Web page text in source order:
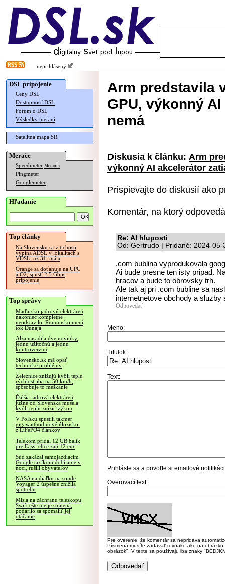
neprihlásený
DSL pripojenie
Ceny DSL
Dostupnosť DSL
Fórum o DSL
Výsledky meraní
Satelitná mapa SR
Merače
Speedmeter Merania
Pingmeter
Googlemeter
Hľadanie
Top články
Na Slovensku sa v tichosti
vypína ADSL v lokalitách s
VDSL, už 31. mája
Orange sa doťahuje na UPC
a O2, spustí 2.5 Gbps
pripojenie
Top správy
Maďarsko jadrovú elektráreň
nakoniec kompletne
neodstavilo, Rumunsko mení
tok Dunaja
Alza nasadila dve novinky,
jednu užitočnú a jednu
kontroverznú
Slovensko.sk má opäť
technické problémy
Železnice znižujú kvôli teplu
rýchlosť iba na 50 km/h,
spôsobuje to meškanie
Ďalšia jadrová elektráreň
južne od Slovenska musela
kvôli teplu znížiť výkon
V Poľsku spustili takmer
gigawatthodinové úložisko,
z LiFePO4 článkov
Telekom pridal 12 GB balík
pre Easy, chce zaň 12 eur
Súd zakázal samojazdiacim
Google taxíkom dobíjanie v
noci, rušili obyvateľov
NASA na diaľku na sonde
Voyager 2 úspešne znížila
spotrebu
Misia na záchranu teleskopu
Swift ešte nie je stratená,
podarilo sa spomaliť jej
otáčanie
Arm predstavila
GPU, výkonný
nemá
Diskusia k článku: Arm
výkonný AI akcelerátor
Prispievajte do diskusií ako
Komentár, na ktorý
Re: AI hluposti
Od: Gertrudo | Pridané: 2024-05-
.com bublina vyprodukovala
Ai bude presne ten isty pripad.
hracov a bude to obrovsky trh.
Ale tak aj pri .com bubline sa
internetnetove obchody a sluzby
Odpovedať
Meno:
Titulok:
Text:
Prihláste sa a povoľte si emailové
Overovací text:
Pre overenie, že komentár sa nepridáva
Písmená musíte zadávať rovnako ako na
obrázok". V texte sa používajú iba znaky